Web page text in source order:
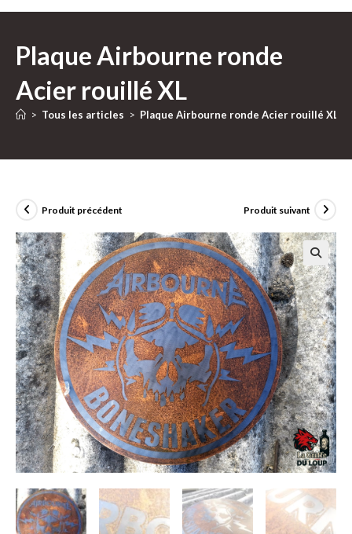
Plaque Airbourne ronde
Acier rouillé XL
> Tous les articles > Plaque Airbourne ronde Acier rouillé XL
Produit précédent Produit suivant